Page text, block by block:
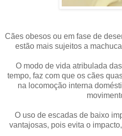
Cães obesos ou em fase de
estão mais sujeitos a
O modo de vida atribulada
tempo, faz com que os cães
na locomoção interna
O uso de escadas de baixo
vantajosas, pois evita o